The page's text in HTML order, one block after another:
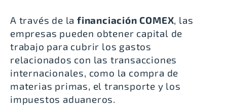
A través de la financiación COMEX, las
empresas pueden obtener capital de
trabajo para cubrir los gastos
relacionados con las transacciones
internacionales, como la compra de
materias primas, el transporte y los
impuestos aduaneros.